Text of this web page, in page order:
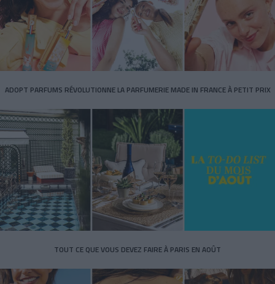
ADOPT PARFUMS RÉVOLUTIONNE LA PARFUMERIE MADE IN FRANCE À PETIT PRIX
TOUT CE QUE VOUS DEVEZ FAIRE À PARIS EN AOÛT